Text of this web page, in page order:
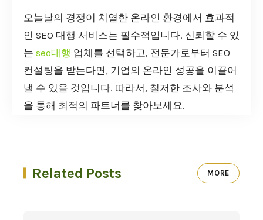
오늘날의 경쟁이 치열한 온라인 환경에서 효과적
인 SEO 대행 서비스는 필수적입니다. 신뢰할 수 있
는 seo대행 업체를 선택하고, 전문가로부터 SEO
컨설팅을 받는다면, 기업의 온라인 성공을 이끌어
낼 수 있을 것입니다. 따라서, 철저한 조사와 분석
을 통해 최적의 파트너를 찾아보세요.
Related Posts MORE